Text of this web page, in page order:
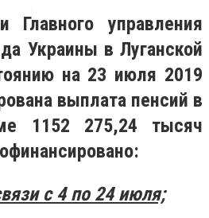
Главного управления
Украины в Луганской
на 23 июля 2019
выплата пенсий в
1152 275,24 тысяч
с 4 по 24 июля;